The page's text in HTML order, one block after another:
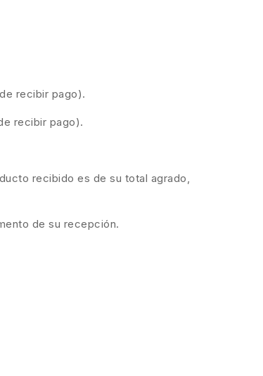
recibir pago).
recibir pago).
recibido es de su total agrado,
de su recepción.